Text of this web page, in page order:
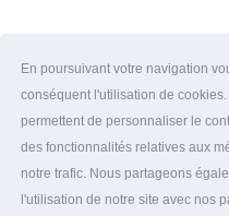
En poursuivant votre navigation
conséquent l'utilisation de
permettent de personnaliser le
des fonctionnalités relatives aux
notre trafic. Nous partageons
l'utilisation de notre site avec nos